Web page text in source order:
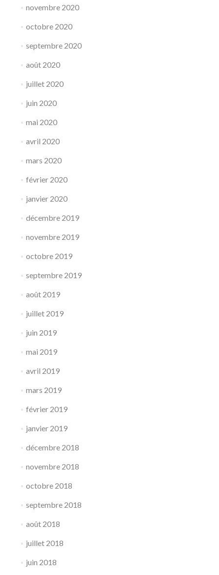
novembre 2020
octobre 2020
septembre 2020
août 2020
juillet 2020
juin 2020
mai 2020
avril 2020
mars 2020
février 2020
janvier 2020
décembre 2019
novembre 2019
octobre 2019
septembre 2019
août 2019
juillet 2019
juin 2019
mai 2019
avril 2019
mars 2019
février 2019
janvier 2019
décembre 2018
novembre 2018
octobre 2018
septembre 2018
août 2018
juillet 2018
juin 2018